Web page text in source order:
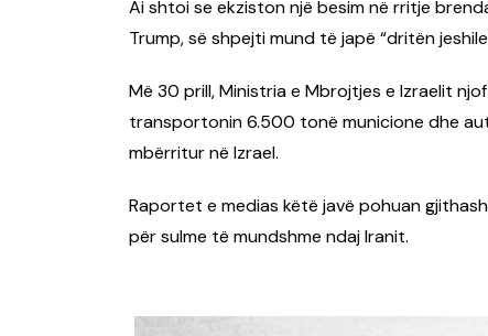
Ai shtoi se ekziston një besim në rritje
Trump, së shpejti mund të japë “dritën
Më 30 prill, Ministria e Mbrojtjes e Izraelit
transportonin 6.500 tonë municione dhe
mbërritur në Izrael.
Raportet e medias këtë javë pohuan
për sulme të mundshme ndaj Iranit.